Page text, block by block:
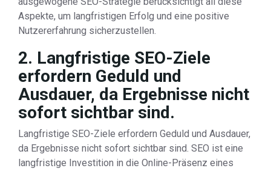
Aspekte, um langfristigen Erfolg und eine positive
Nutzererfahrung sicherzustellen.
2. Langfristige SEO-Ziele
erfordern Geduld und
Ausdauer, da Ergebnisse nicht
sofort sichtbar sind.
Langfristige SEO-Ziele erfordern Geduld und Ausdauer,
da Ergebnisse nicht sofort sichtbar sind. SEO ist eine
langfristige Investition in die Online-Präsenz eines